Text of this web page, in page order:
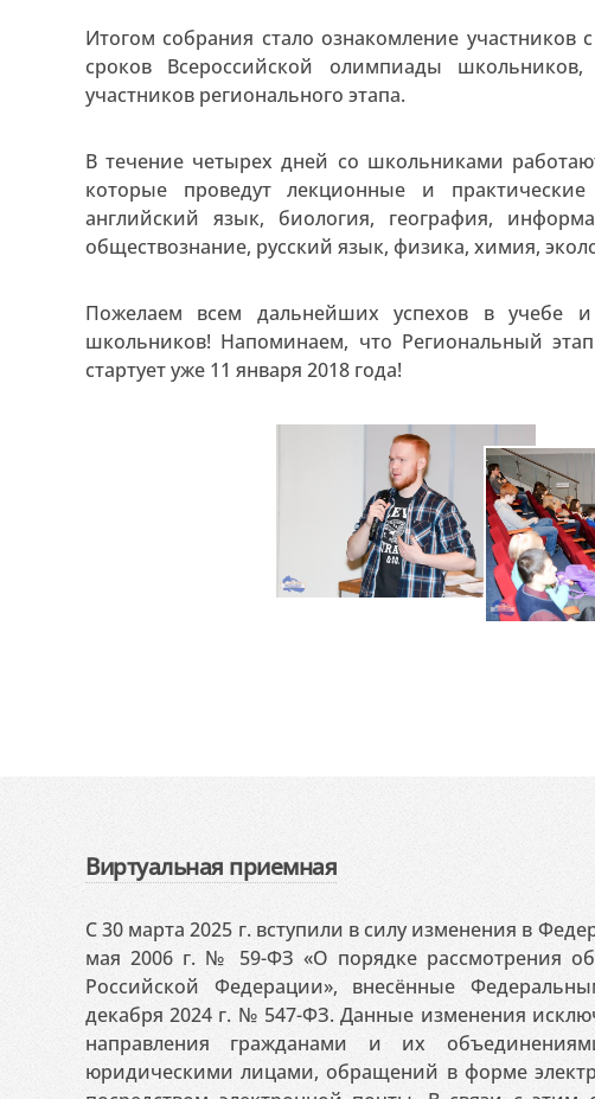
Итогом собрания стало ознакомление
сроков Всероссийской олимпиады
участников регионального этапа.
В течение четырех дней со школьниками
которые проведут лекционные и
английский язык, биология, география,
обществознание, русский язык, физика, химия,
Пожелаем всем дальнейших успехов в учебе
школьников! Напоминаем, что Региональный
стартует уже 11 января 2018 года!
Виртуальная приемная
С 30 марта 2025 г. вступили в силу изменения в
мая 2006 г. № 59-ФЗ «О порядке рассмотрения
Российской Федерации», внесённые
декабря 2024 г. № 547-ФЗ. Данные изменения
направления гражданами и их
юридическими лицами, обращений в форме